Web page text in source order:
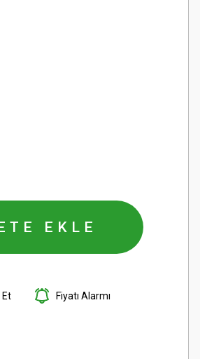
EKLE
Et Fiyatı Alarmı